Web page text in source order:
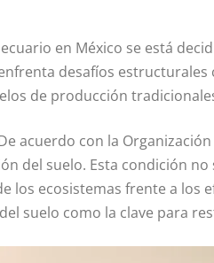
en México se está
desafíos
de producción
acuerdo con la
del suelo. Esta condición
ecosistemas frente a los
suelo como la clave para